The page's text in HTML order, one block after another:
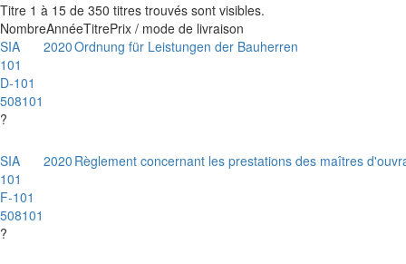
Titre 1 à 15 de 350 titres trouvés sont visibles.
NombreAnnéeTitrePrix / mode de livraison
SIA
101
D-101
508101
?
2020Ordnung für Leistungen der Bauherren
SIA
101
F-101
508101
?
2020 Règlement concernant les prestations des maîtres